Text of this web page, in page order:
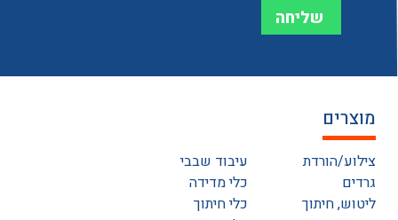
מוצרים
צילוע/הורדת
גרדים
ליטוש, חיתוך
עיבוד שבבי
כלי מדידה
כלי חיתוך